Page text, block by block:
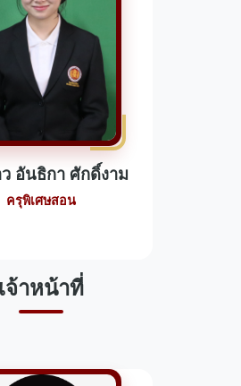
อันธิกา ศักดิ์งาม
ครุพิเศษสอน
เจ้าหน้าที่